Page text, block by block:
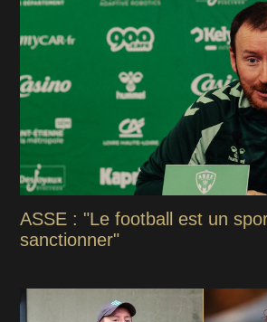
ASSE : "Le football est un
sanctionner"